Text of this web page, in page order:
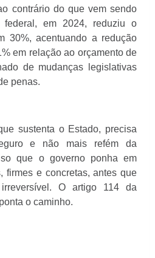
contrário do que vem sendo
em 2024, reduziu o
30%, acentuando a redução
em relação ao orçamento de
de mudanças legislativas
penas.
sustenta o Estado, precisa
e não mais refém da
que o governo ponha em
firmes e concretas, antes que
O artigo 114 da
o caminho.